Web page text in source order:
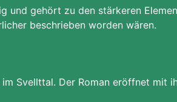
gehört zu den stärkeren
beschrieben worden wären.
Svellttal. Der Roman eröffnet mit